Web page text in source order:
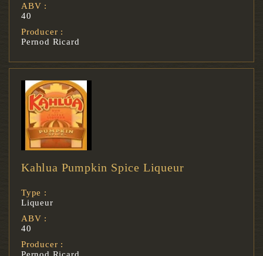
ABV :
40
Producer :
Pernod Ricard
Kahlua Pumpkin Spice Liqueur
Type :
Liqueur
ABV :
40
Producer :
Pernod Ricard